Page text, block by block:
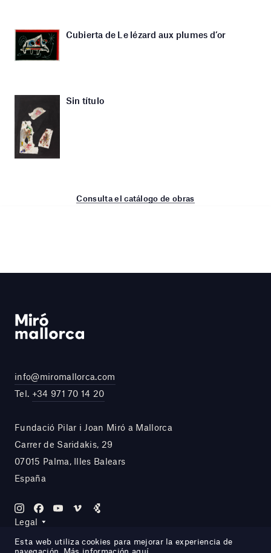
Cubierta de Le lézard aux plumes d’or
Sin título
Consulta el catálogo de obras
info@miromallorca.com
Tel. +34 971 70 14 20
Fundació Pilar i Joan Miró a Mallorca
Carrer de Saridakis, 29
07015 Palma, Illes Balears
España
Legal
Esta web utiliza cookies para mejorar la experiencia de
navegación. Más información aquí